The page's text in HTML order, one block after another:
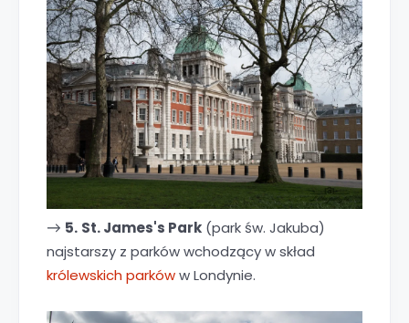
→ 5. St. James's Park (park św. Jakuba)
najstarszy z parków wchodzący w skład
królewskich parkóww Londynie.